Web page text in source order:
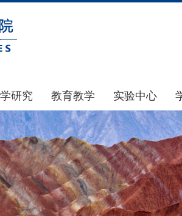
研究
家基金
研公示
知公告
研动态
策文件
教育教学
本科生教育
研究生教育
实验中心
中心简介
中心动态
规章制度
实验室和仪器设备
大型仪器设备管理